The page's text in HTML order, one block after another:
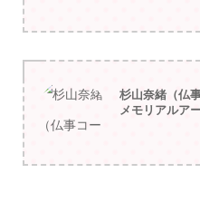
杉山奈緒（仏
メモリアルア